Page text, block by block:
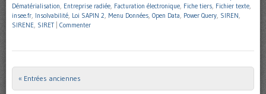
Dématérialisation, Entreprise radiée, Facturation électronique, Fiche tiers, Fichier texte,
insee.fr, Insolvabilité, Loi SAPIN 2, Menu Données, Open Data, Power Query, SIREN,
SIRENE, SIRET Commenter
Post navigation
« Entrées anciennes